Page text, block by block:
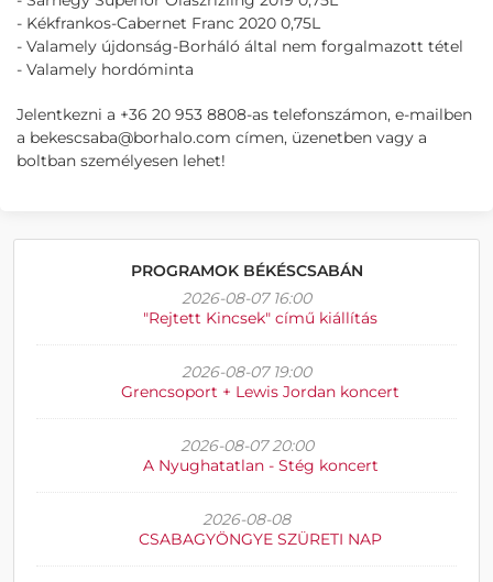
- Kékfrankos-Cabernet Franc 2020 0,75L
- Valamely újdonság-Borháló által nem forgalmazott tétel
- Valamely hordóminta
Jelentkezni a +36 20 953 8808-as telefonszámon, e-mailben
a bekescsaba@borhalo.com címen, üzenetben vagy a
boltban személyesen lehet!
PROGRAMOK BÉKÉSCSABÁN
2026-08-07 16:00
"Rejtett Kincsek" című kiállítás
2026-08-07 19:00
Grencsoport + Lewis Jordan koncert
2026-08-07 20:00
A Nyughatatlan - Stég koncert
2026-08-08
CSABAGYÖNGYE SZÜRETI NAP